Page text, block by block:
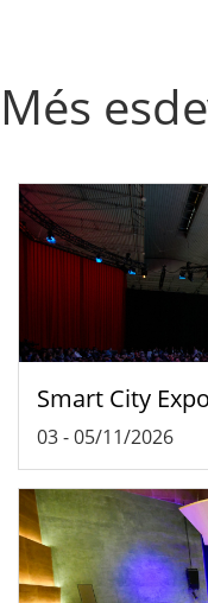
Més
Smart City
03-05/11/2026